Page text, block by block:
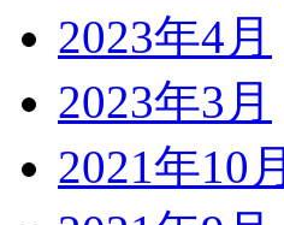
2023年4月
2023年3月
2021年10月